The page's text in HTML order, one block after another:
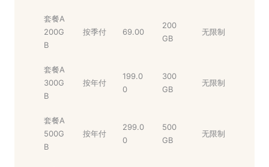
套餐A
200G
B
按季付 69.00
200
GB
无限制
套餐A
300G
B
按年付
199.0
0
300
GB
无限制
套餐A
500G
B
按年付
299.0
0
500
GB
无限制